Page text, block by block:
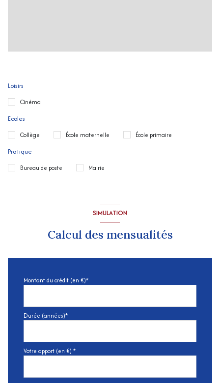
Loisirs
Cinéma
Ecoles
Collège École maternelle École primaire
Pratique
Bureau de poste Mairie
SIMULATION
Calcul des mensualités
Montant du crédit (en €)*
Durée (années)*
Votre apport (en €) *